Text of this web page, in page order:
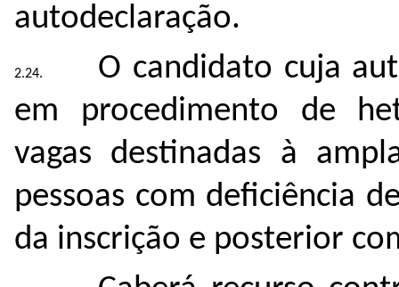
autodeclaração.
O candidato cuja
em procedimento de
vagas destinadas à
pessoas com deficiência
da inscrição e posterior